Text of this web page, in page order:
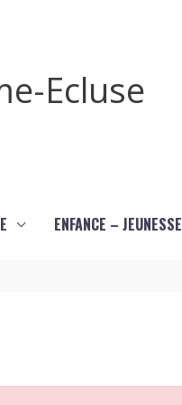
Ecluse
ENFANCE – JEUNESSE